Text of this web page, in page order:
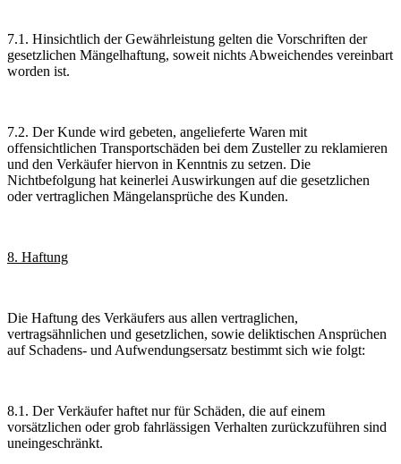
7.1. Hinsichtlich der Gewährleistung gelten die Vorschriften der
gesetzlichen Mängelhaftung, soweit nichts Abweichendes vereinbart
worden ist.
7.2. Der Kunde wird gebeten, angelieferte Waren mit
offensichtlichen Transportschäden bei dem Zusteller zu reklamieren
und den Verkäufer hiervon in Kenntnis zu setzen. Die
Nichtbefolgung hat keinerlei Auswirkungen auf die gesetzlichen
oder vertraglichen Mängelansprüche des Kunden.
8. Haftung
Die Haftung des Verkäufers aus allen vertraglichen,
vertragsähnlichen und gesetzlichen, sowie deliktischen Ansprüchen
auf Schadens- und Aufwendungsersatz bestimmt sich wie folgt:
8.1. Der Verkäufer haftet nur für Schäden, die auf einem
vorsätzlichen oder grob fahrlässigen Verhalten zurückzuführen sind
uneingeschränkt.